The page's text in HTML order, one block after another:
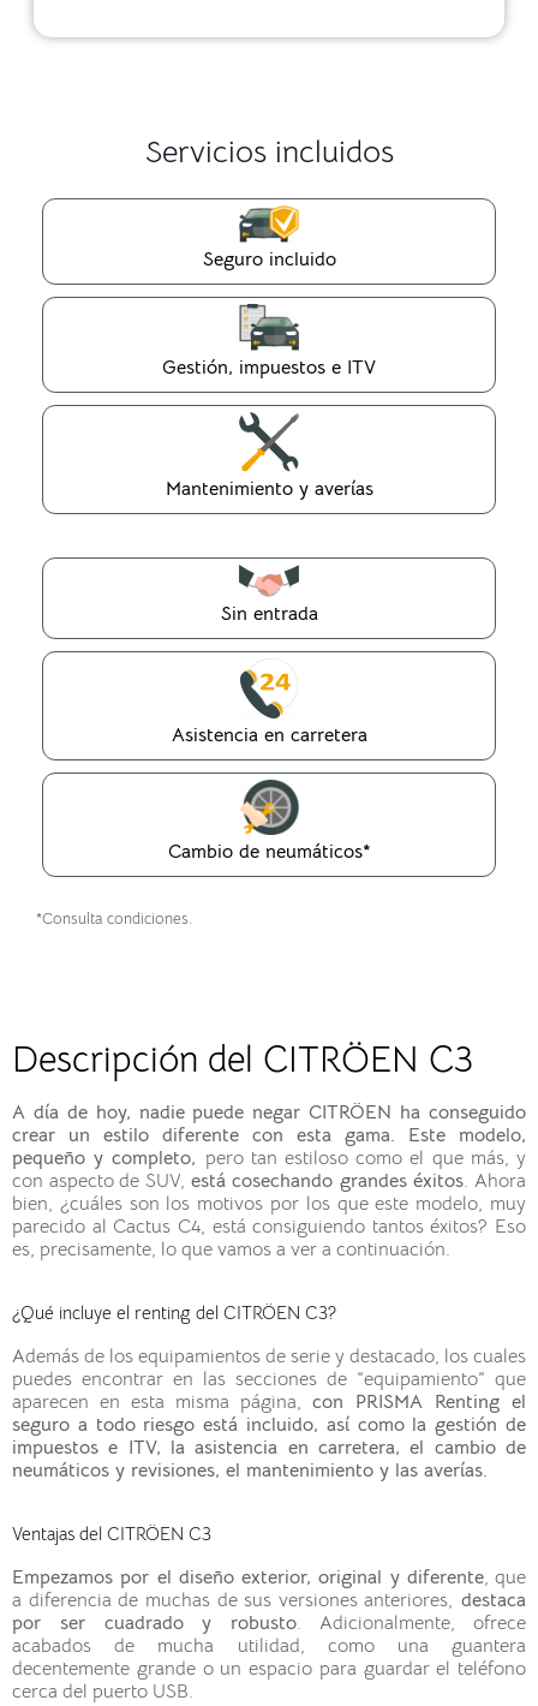
Servicios incluidos
Seguro incluido
Gestión, impuestos e ITV
Mantenimiento y averías
Sin entrada
Asistencia en carretera
Cambio de neumáticos*
*Consulta condiciones.
Descripción del CITRÖEN C3
A día de hoy, nadie puede negar CITRÖEN ha conseguido
crear un estilo diferente con esta gama. Este modelo,
pequeño y completo, pero tan estiloso como el que más, y
con aspecto de SUV, está cosechando grandes éxitos. Ahora
bien, ¿cuáles son los motivos por los que este modelo, muy
parecido al Cactus C4, está consiguiendo tantos éxitos? Eso
es, precisamente, lo que vamos a ver a continuación.
¿Qué incluye el renting del CITRÖEN C3?
Además de los equipamientos de serie y destacado, los cuales
puedes encontrar en las secciones de “equipamiento” que
aparecen en esta misma página, con PRISMA Renting el
seguro a todo riesgo está incluido, así como la gestión de
impuestos e ITV, la asistencia en carretera, el cambio de
neumáticos y revisiones, el mantenimiento y las averías.
Ventajas del CITRÖEN C3
Empezamos por el diseño exterior, original y diferente, que
a diferencia de muchas de sus versiones anteriores, destaca
por ser cuadrado y robusto. Adicionalmente, ofrece
acabados de mucha utilidad, como una guantera
decentemente grande o un espacio para guardar el teléfono
cerca del puerto USB.